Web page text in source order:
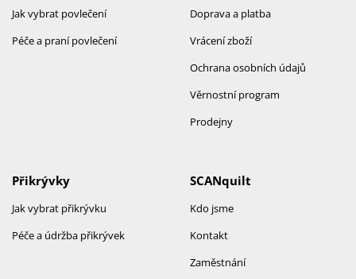
Jak vybrat povlečení
Péče a praní povlečení
Doprava a platba
Vrácení zboží
Ochrana osobních údajů
Věrnostní program
Prodejny
SCANquilt
Kdo jsme
Kontakt
Zaměstnání
Přikrývky
Jak vybrat přikrývku
Péče a údržba přikrývek